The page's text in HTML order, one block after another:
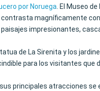
por Noruega . El Museo
magníficamente
impresionantes,
de La Sirenita y los
para los visitantes que
principales atracciones